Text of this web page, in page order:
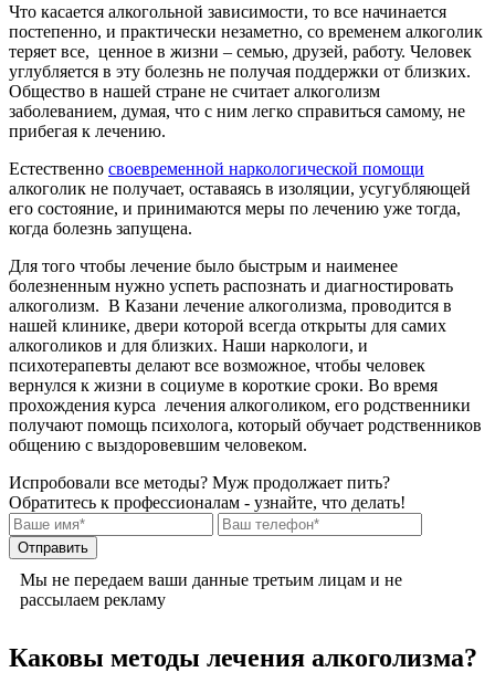
Что касается алкогольной зависимости, то все начинается
постепенно, и практически незаметно, со временем алкоголик
теряет все, ценное в жизни – семью, друзей, работу. Человек
углубляется в эту болезнь не получая поддержки от близких.
Общество в нашей стране не считает алкоголизм
заболеванием, думая, что с ним легко справиться самому, не
прибегая к лечению.
Естественно своевременной наркологической помощи
алкоголик не получает, оставаясь в изоляции, усугубляющей
его состояние, и принимаются меры по лечению уже тогда,
когда болезнь запущена.
Для того чтобы лечение было быстрым и наименее
болезненным нужно успеть распознать и диагностировать
алкоголизм. В Казани лечение алкоголизма, проводится в
нашей клинике, двери которой всегда открыты для самих
алкоголиков и для близких. Наши наркологи, и
психотерапевты делают все возможное, чтобы человек
вернулся к жизни в социуме в короткие сроки. Во время
прохождения курса лечения алкоголиком, его родственники
получают помощь психолога, который обучает родственников
общению с выздоровевшим человеком.
Испробовали все методы? Муж продолжает пить?
Обратитесь к профессионалам - узнайте, что делать!
Mы не передаем ваши данные третьим лицам и не
рассылаем рекламу
Каковы методы лечения алкоголизма?